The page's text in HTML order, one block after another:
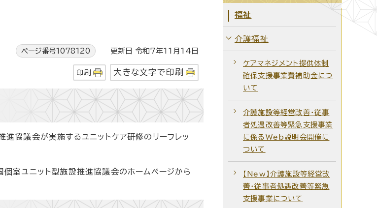
ページ番号1078120 更新日 令和7年11月14日
印刷 大きな文字で印刷
協議会が実施するユニットケア研修のリーフレッ
室ユニット型施設推進協議会のホームページから
福祉
介護福祉
ケアマネジメント提供体制
確保支援事業費補助金につ
いて
介護施設等経営改善・従事
者処遇改善等緊急支援事業
に係るWeb説明会開催に
ついて
【New】介護施設等経営改
善・従事者処遇改善等緊急
支援事業について